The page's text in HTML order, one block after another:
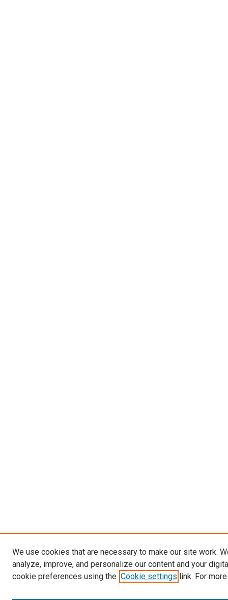
We use cookies that are necessary to make our site work.
analyze, improve, and personalize our content and your
cookie preferences using the Cookie settings link. For